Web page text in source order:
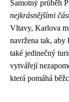
Samotný průběh
nejkrásnějšími
Vltavy, Karlova
navržena tak, aby
také jedinečný
vytvářejí
která pomáhá